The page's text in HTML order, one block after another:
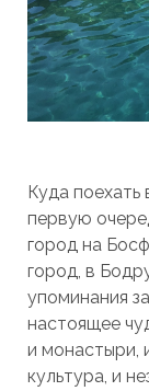
Куда
первую
город на
город, в
упоминания
настоящее
и монастыри,
культура, и